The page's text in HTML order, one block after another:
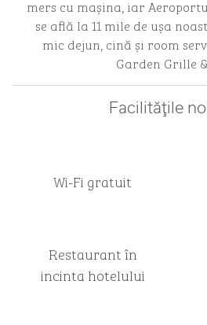
mers cu mașina, iar
se află la 11 mile de ușa
mic dejun, cină și room
Garden Grille
Facilităţile
Wi-Fi gratuit
Restaurant în
incinta hotelului